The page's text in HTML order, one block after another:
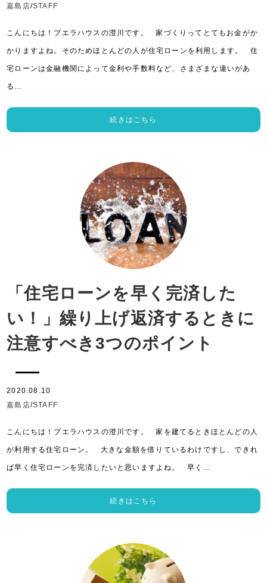
嘉島店/STAFF
こんにちは！ブエラハウスの澄川です。 家づくりってとてもお金がか
かりますよね。そのためほとんどの人が住宅ローンを利用します。 住
宅ローンは金融機関によって金利や手数料など、さまざまな違いがあ
る…
続きはこちら
「住宅ローンを早く完済した
い！」繰り上げ返済するときに
注意すべき3つのポイント
2020.08.10
嘉島店/STAFF
こんにちは！ブエラハウスの澄川です。 家を建てるときほとんどの人
が利用する住宅ローン。 大きな金額を借りているわけですし、できれ
ば早く住宅ローンを完済したいと思いますよね。 早く…
続きはこちら